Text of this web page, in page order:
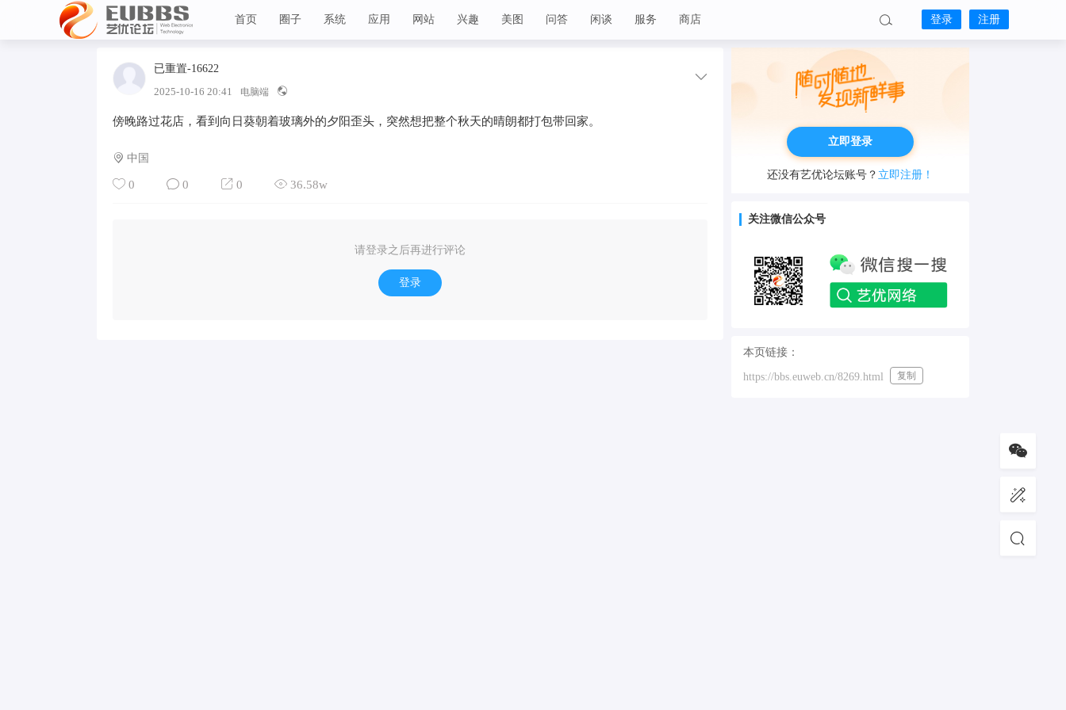
首页 圈子 系统 应用 网站 兴趣 美图 问答 闲谈 服务 商店 登录 注册
已重置-16622
2025-10-16 20:41 电脑端
傍晚路过花店，看到向日葵朝着玻璃外的夕阳歪头，突然想把整个秋天的晴朗都打包带回家。
中国
0 0 0 36.58w
请登录之后再进行评论
登录
立即登录
还没有艺优论坛账号？ 立即注册！
关注微信公众号
本页链接：
https://bbs.euweb.cn/8269.html 复制